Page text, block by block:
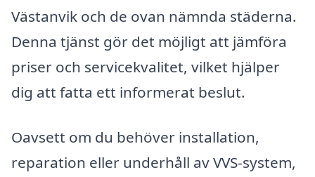
Västanvik och de ovan nämnda städerna.
Denna tjänst gör det möjligt att jämföra
priser och servicekvalitet, vilket hjälper
dig att fatta ett informerat beslut.
Oavsett om du behöver installation,
reparation eller underhåll av VVS-system,